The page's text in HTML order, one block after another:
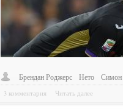
Брендан Роджерс
Нето Симон
3 комментария Читать далее